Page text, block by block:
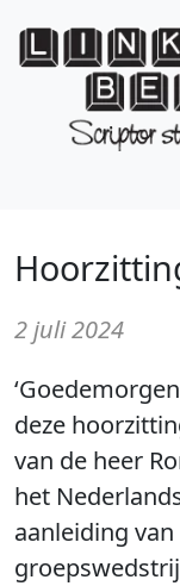
2 juli 2024
deze
van de heer
het
aanleiding